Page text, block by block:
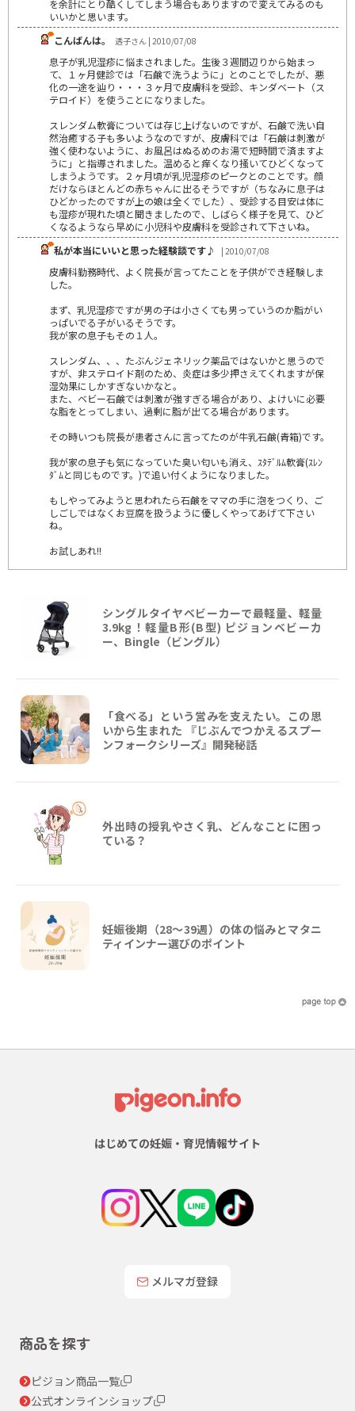
を余計にとり酷くしてしまう場合もありますので変えてみるのも
いいかと思います。
こんばんは。
透子さん | 2010/07/08
息子が乳児湿疹に悩まされました。生後３週間辺りから始まっ
て、１ヶ月健診では「石鹸で洗うように」とのことでしたが、悪
化の一途を辿り・・・３ヶ月で皮膚科を受診、キンダベート（ス
テロイド）を使うことになりました。
スレンダム軟膏については存じ上げないのですが、石鹸で洗い自
然治癒する子も多いようなのですが、皮膚科では「石鹸は刺激が
強く使わないように、お風呂はぬるめのお湯で短時間で済ますよ
うに」と指導されました。温めると痒くなり掻いてひどくなって
しまうようです。２ヶ月頃が乳児湿疹のピークとのことです。顔
だけならほとんどの赤ちゃんに出るそうですが（ちなみに息子は
ひどかったのですが上の娘は全くでした）、受診する目安は体に
も湿疹が現れた頃と聞きましたので、しばらく様子を見て、ひど
くなるようなら早めに小児科や皮膚科を受診されて下さいね。
私が本当にいいと思った経験談です♪
| 2010/07/08
皮膚科勤務時代、よく院長が言ってたことを子供ができ経験しま
した。
まず、乳児湿疹ですが男の子は小さくても男っていうのか脂がい
っぱいでる子がいるそうです。
我が家の息子もその１人。
スレンダム、、、たぶんジェネリック薬品ではないかと思うので
すが、非ステロイド剤のため、炎症は多少押さえてくれますが保
湿効果にしかすぎないかなと。
また、ベビー石鹸では刺激が強すぎる場合があり、よけいに必要
な脂をとってしまい、過剰に脂が出てる場合があります。
その時いつも院長が患者さんに言ってたのが牛乳石鹸(青箱)です。
我が家の息子も気になっていた臭い匂いも消え、ｽﾀﾃﾞﾙﾑ軟膏(ｽﾚﾝ
ﾀﾞﾑと同じものです。)で追い付くようになりました。
もしやってみようと思われたら石鹸をママの手に泡をつくり、ご
しごしではなくお豆腐を扱うように優しくやってあげて下さい
ね。
お試しあれ!!
シングルタイヤベビーカーで最軽量、軽量
3.9kg！軽量B形(B型) ピジョンベビーカ
ー、Bingle（ビングル）
「食べる」という営みを支えたい。この思
いから生まれた 『じぶんでつかえるスプー
ンフォークシリーズ』開発秘話
外出時の授乳やさく乳、どんなことに困っ
ている？
妊娠後期（28〜39週）の体の悩みとマタニ
ティインナー選びのポイント
はじめての妊娠・育児情報サイト
メルマガ登録
商品を探す
ピジョン商品一覧
公式オンラインショップ